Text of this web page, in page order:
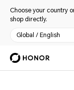
Choose your country
shop directly.
Global / English